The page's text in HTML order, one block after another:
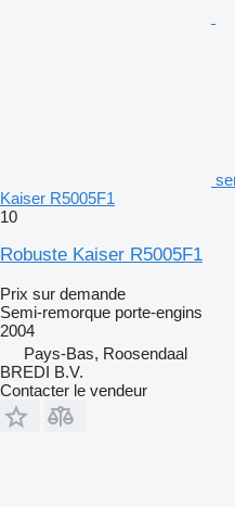
Kaiser R5005F1
10
Robuste Kaiser R5005F1
Prix sur demande
Semi-remorque porte-engins
2004
Pays-Bas, Roosendaal
BREDI B.V.
Contacter le vendeur